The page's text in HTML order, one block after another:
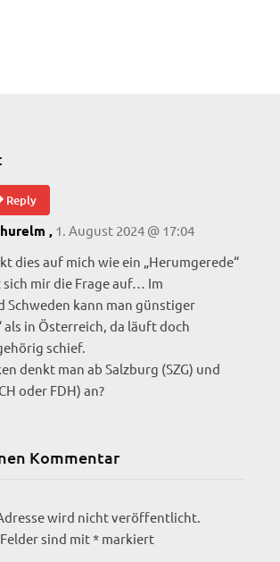
Reply
, 1. August 2024 @ 17:04
dies auf mich wie ein „Herumgerede“
mir die Frage auf… Im
Schweden kann man günstiger
als in Österreich, da läuft doch
schief.
denkt man ab Salzburg (SZG) und
oder FDH) an?
Kommentar
wird nicht veröffentlicht.
sind mit* markiert